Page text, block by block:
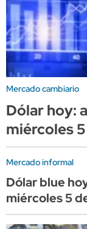
Mercado cambiario
Dólar hoy:
miércoles
Mercado informal
Dólar blue
miércoles 5